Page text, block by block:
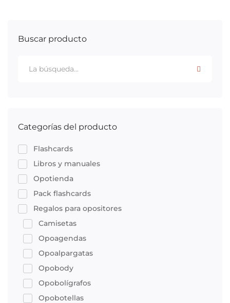
Buscar producto
Categorías del producto
Flashcards
Libros y manuales
Opotienda
Pack flashcards
Regalos para opositores
Camisetas
Opoagendas
Opoalpargatas
Opobody
Opobolígrafos
Opobotellas